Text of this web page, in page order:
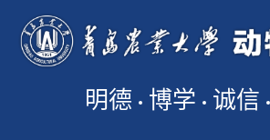
明德 博学 诚信